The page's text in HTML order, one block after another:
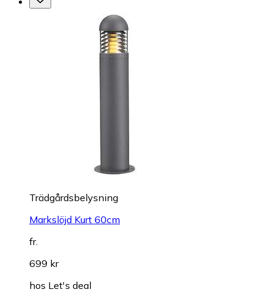
Trädgårdsbelysning
Markslöjd Kurt 60cm
fr.
699 kr
hos Let's deal